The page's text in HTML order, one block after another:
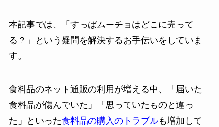
本記事では、「すっぱムーチョはどこに売って
る？」という疑問を解決するお手伝いをしていま
す。
食料品のネット通販の利用が増える中、「届いた
食料品が傷んでいた」「思っていたものと違っ
た」といった食料品の購入のトラブルも増加して